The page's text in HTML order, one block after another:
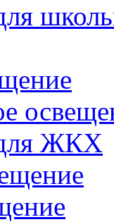
ЖКХ